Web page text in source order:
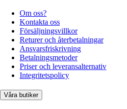
Om oss?
Kontakta oss
Försäljningsvillkor
Returer och återbetalningar
Ansvarsfriskrivning
Betalningsmetoder
Priser och leveransalternativ
Integritetspolicy
Våra butiker